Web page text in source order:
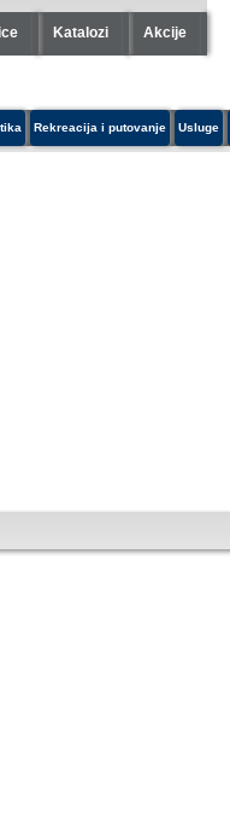
Katalozi Akcije
Rekreacija i putovanje Usluge